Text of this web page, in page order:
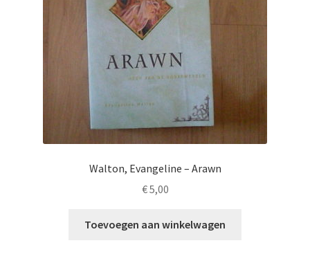
Walton, Evangeline – Arawn
€5,00
Toevoegen aan winkelwagen